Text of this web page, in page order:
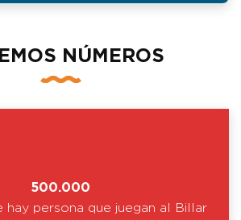
NÚMEROS
500.000
hay persona que juegan al Billar